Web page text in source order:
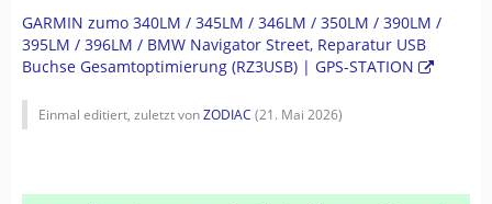
GARMIN zumo 340LM / 345LM / 346LM / 350LM / 390LM /
395LM / 396LM / BMW Navigator Street, Reparatur USB
Buchse Gesamtoptimierung (RZ3USB) | GPS-STATION
Einmal editiert, zuletzt vonZODIAC (21. Mai 2026)